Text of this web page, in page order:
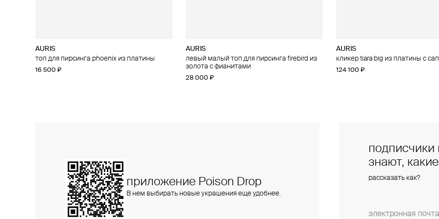
AURIS
топ для пирсинга phoenix из платины
16 500 ₽
AURIS
левый малый топ для пирсинга firebird из
золота с фианитами
28 000 ₽
AURIS
кликер tiara big из платины с
124 100 ₽
AURIS
большой топ для пирсинга threeleaf из
золота с бриллиантами
AURIS
малый топ для пирсинга phoenix из золота
15 400 ₽
AURIS
правый малый топ для
золота с фианитами
подписчики
знают,
рассказать как?
приложение Poison Drop
В нем выбирать новые украшения еще удобнее.